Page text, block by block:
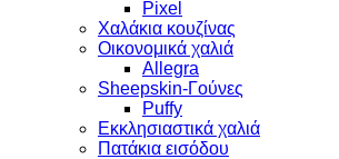
Pixel
Χαλάκια κουζίνας
Οικονομικά χαλιά
Allegra
Sheepskin-Γούνες
Puffy
Εκκλησιαστικά χαλιά
Πατάκια εισόδου